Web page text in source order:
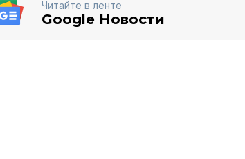
Читайте в ленте
Google Новости